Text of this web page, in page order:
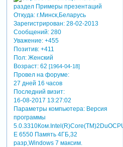
Откуда:г.Минск,Беларусь
Зарегистрирован: 28-02-2013
Сообщений:280
Уважение: +455
Позитив: +411
Пол:Женский
Возраст:62 [1964-04-18]
Провел на форуме:
27 дней 16 часов
Последний визит:
16-08-2017 13:27:02
Параметры компьютера:Версия
программы
5.0.3310Ком.Intel(R)Core(TM)2DuOCPU
E 6550 Память 4ГБ,32
разр,Windows 7 максим.